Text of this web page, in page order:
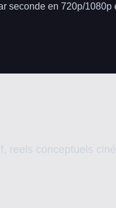
seconde en 720p/1080p
reels conceptuels